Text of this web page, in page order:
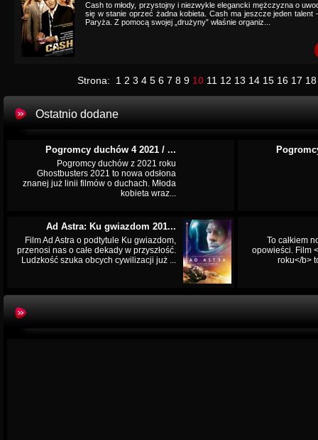
Cash to młody, przystojny i niezwykle elegancki mężczyzna o
się w stanie oprzeć żadna kobieta. Cash ma jeszcze jeden
Paryża. Z pomocą swojej „drużyny” właśnie organiz...
Strona: 1 2 3 4 5 6 7 8 9 10 11 12 13 14 15 16 17 18
Ostatnio dodane
Pogromcy duchów 4 2021 / ...
Pogromcy duchów z 2021 roku
Ghostbusters 2021 to nowa odsłona
znanej już linii filmów o duchach. Młoda
kobieta wraz...
Ad Astra: Ku gwiazdom 201...
Film Ad Astra o podtytule Ku gwiazdom,
przenosi nas o całe dekady w przyszłość.
Ludzkość szuka obcych cywilizacji już ...
To całkiem
opowieści. Film
roku</b>